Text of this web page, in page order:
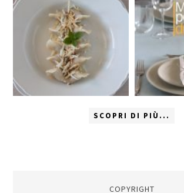
SCOPRI DI PIÙ...
COPYRIGHT